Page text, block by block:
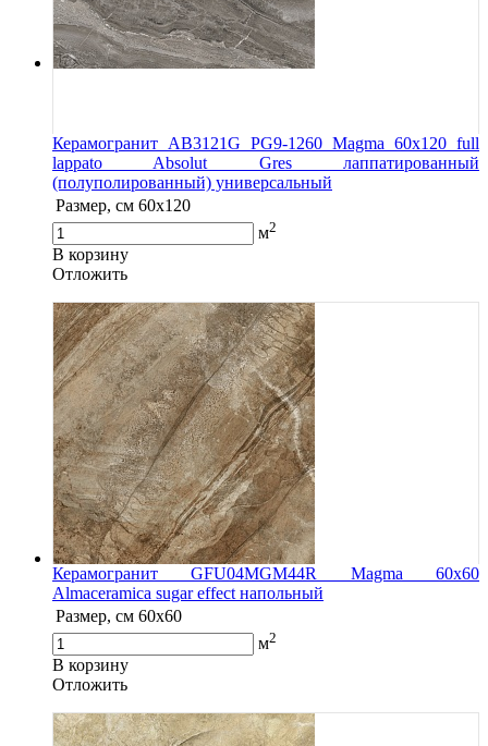
Керамогранит AB3121G PG9-1260 Magma 60х120 full
lappato Absolut Gres лаппатированный
(полуполированный) универсальный
Размер, см 60х120
м2
В корзину
Oтложить
Керамогранит GFU04MGM44R Magma 60x60
Almaceramica sugar effect напольный
Размер, см 60x60
м2
В корзину
Oтложить